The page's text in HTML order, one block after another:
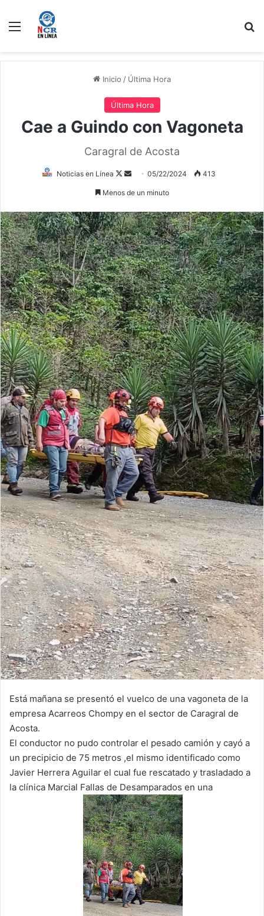
Menú
Inicio / Última Hora
Última Hora
Cae a Guindo con Vagoneta
Caragral de Acosta
Noticias en Línea
Follow
Send05/22/2024 413
Menos de un minuto
Está mañana se presentó el vuelco de una vagoneta de la
empresa Acarreos Chompy en el sector de Caragral de
Acosta.
El conductor no pudo controlar el pesado camión y cayó a
un precipicio de 75 metros ,el mismo identificado como
Javier Herrera Aguilar el cual fue rescatado y trasladado a
la clínica Marcial Fallas de Desamparados en una